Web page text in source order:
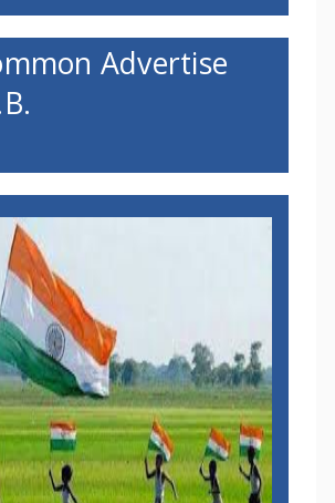
Advertise